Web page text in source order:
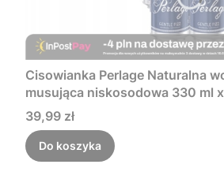
Cisowianka Perlage Naturalna
musująca niskosodowa 330 ml
Cena
39,99 zł
Do koszyka